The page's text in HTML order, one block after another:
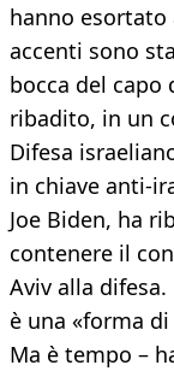
hanno esortato
accenti sono
bocca del capo
ribadito, in un
Difesa
in chiave anti-
Joe Biden, ha
contenere il
Aviv alla
è una «forma
Ma è tempo –